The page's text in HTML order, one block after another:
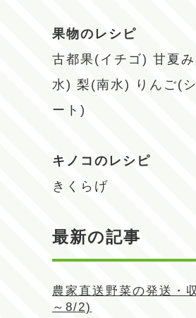
果物のレシピ
古都果(イチゴ) 甘夏
水) 梨(南水)
りんご(
ート)
キノコのレシピ
きくらげ
最新の記事
農家直送野菜の発送・
～8/2)